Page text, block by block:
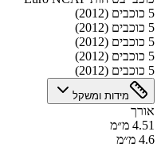
5 כוכבים (2012)
5 כוכבים (2012)
5 כוכבים (2012)
5 כוכבים (2012)
5 כוכבים (2012)
מידות ומשקל
אורך
4.51 מ״מ
4.6 מ״מ